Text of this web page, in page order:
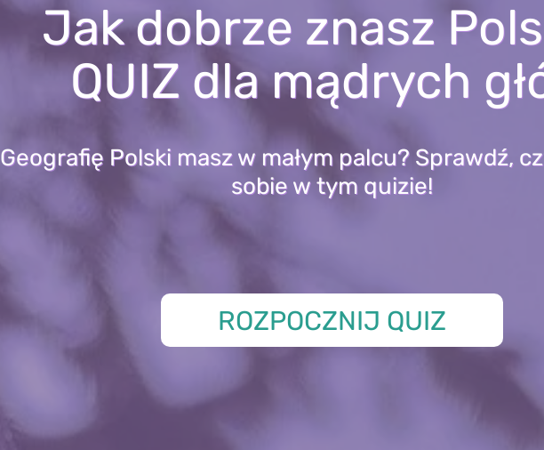
Jak dobrze znasz
QUIZ dla mądrych
Geografię Polski masz w małym palcu? Sprawdź,
sobie w tym quizie!
ROZPOCZNIJ QUIZ